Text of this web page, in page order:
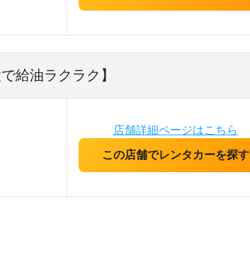
給油ラクラク】
店舗詳細ページはこちら
この店舗でレンタカーを探す